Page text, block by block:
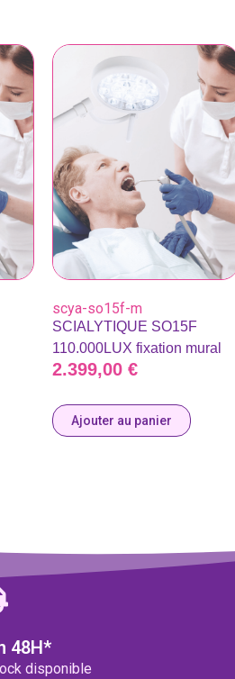
scya-so15f-m
SCIALYTIQUE SO15F
110.000LUX fixation mural
2.399,00 €
Ajouter au panier
48H*
disponible